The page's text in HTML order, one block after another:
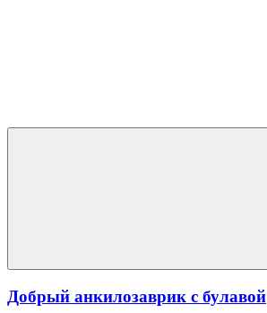
Добрый анкилозаврик с булавой